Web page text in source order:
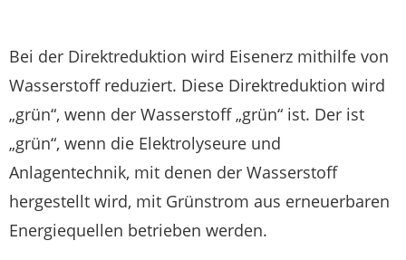
Bei der Direktreduktion wird Eisenerz mithilfe von
Wasserstoff reduziert. Diese Direktreduktion wird
„grün“, wenn der Wasserstoff „grün“ ist. Der ist
„grün“, wenn die Elektrolyseure und
Anlagentechnik, mit denen der Wasserstoff
hergestellt wird, mit Grünstrom aus erneuerbaren
Energiequellen betrieben werden.